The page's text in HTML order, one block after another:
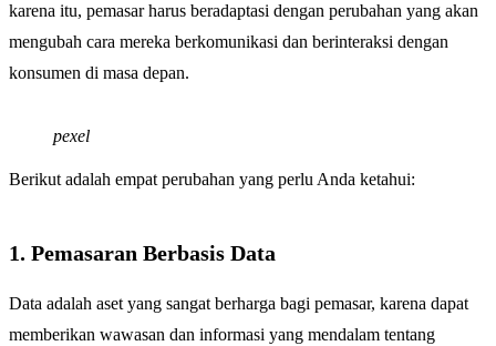
karena itu, pemasar harus beradaptasi dengan perubahan yang akan
mengubah cara mereka berkomunikasi dan berinteraksi dengan
konsumen di masa depan.
pexel
Berikut adalah empat perubahan yang perlu Anda ketahui:
1. Pemasaran Berbasis Data
Data adalah aset yang sangat berharga bagi pemasar, karena dapat
memberikan wawasan dan informasi yang mendalam tentang